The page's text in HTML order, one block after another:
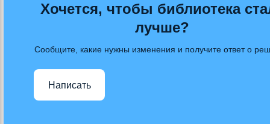
Хочется, чтобы библиотека
лучше?
Сообщите, какие нужны изменения и получите ответ о
Написать